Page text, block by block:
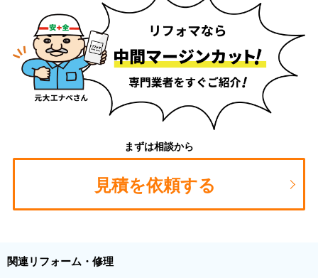
まずは相談から
見積を依頼する
関連リフォーム・修理